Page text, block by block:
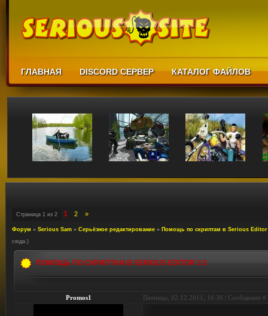
ГЛАВНАЯ DISCORD СЕРВЕР КАТАЛОГ ФАЙЛОВ
Страница 1 из 2 1 2 »
Форум » Serious Sam » Серьёзное редактирование » Помощь по скриптам в Serious Editor
сюда.)
ПОМОЩЬ ПО СКРИПТАМ В SERIOUS EDITOR 3.5
Promos1 Пятница, 02.12.2011, 16:36 | Сообщение #